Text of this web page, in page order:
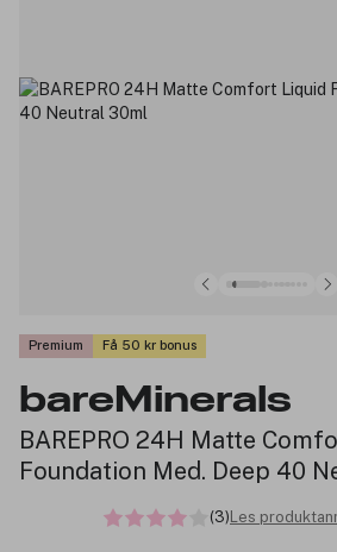
Premium Få 50 kr bonus
bareMinerals
BAREPRO 24H Matte
Foundation Med. Deep 40
(3)Les